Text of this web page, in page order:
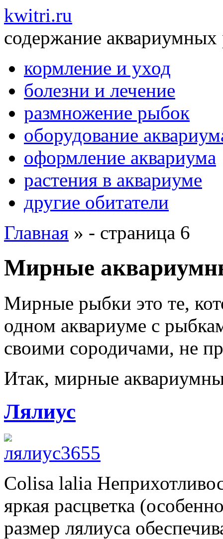
kwitri.ru
содержание
кормление и уход
болезни и лечение
размножение рыбок
оборудование
оформление аквариума
растения в аквариуме
другие обитатели
Главная » - страница 6
Мирные
Мирные рыбки это те,
одном аквариуме с
своими сородичами, не
Итак, мирные
Лялиус
Colisa lalia
яркая расцветка
размер лялиуса